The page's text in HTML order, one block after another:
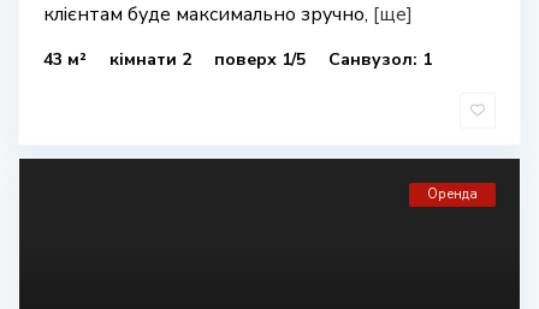
клієнтам буде максимально зручно, [ще]
43 м² кімнати 2 поверх 1/5 Санвузол: 1
Оренда